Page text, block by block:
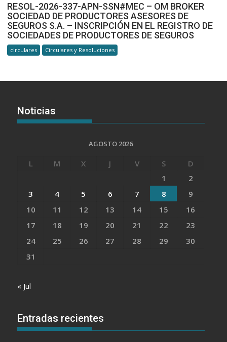
RESOL-2026-337-APN-SSN#MEC – OM BROKER
SOCIEDAD DE PRODUCTORES ASESORES DE
SEGUROS S.A. – INSCRIPCIÓN EN EL REGISTRO DE
SOCIEDADES DE PRODUCTORES DE SEGUROS
circulares Circulares y Resoluciones
Noticias
AGOSTO 2026
L M X J V S
D
1
2
3
4 5 6 7 8
9
10
11 12 13 14 15
16
17
18 19 20 21 22
23
24
25 26 27 28 29
30
31
« Jul
Entradas recientes